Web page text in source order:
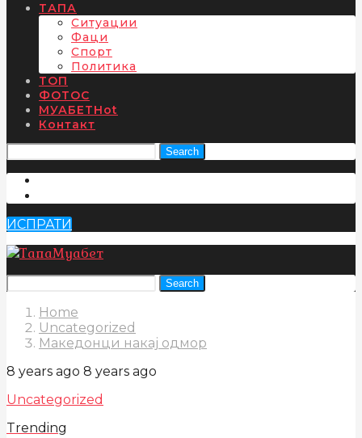
ТАПА
Ситуации
Фаци
Спорт
Политика
ТОП
ФОТОС
МУАБЕТHot
Контакт
Search
ИСПРАТИ
Search
Home
Uncategorized
Македонци накај одмор
8 years ago 8 years ago
Uncategorized
Trending